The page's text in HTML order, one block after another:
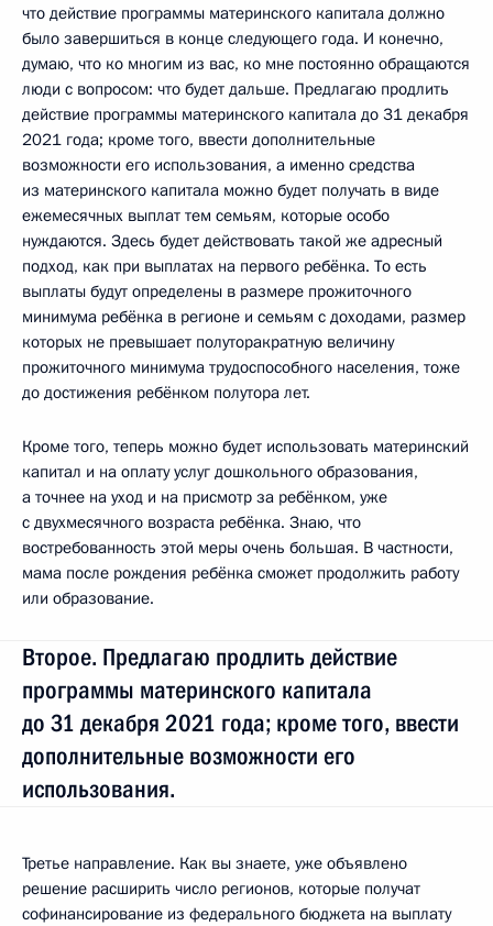
что действие программы материнского капитала должно
было завершиться в конце следующего года. И конечно,
думаю, что ко многим из вас, ко мне постоянно обращаются
люди с вопросом: что будет дальше. Предлагаю продлить
действие программы материнского капитала до 31 декабря
2021 года; кроме того, ввести дополнительные
возможности его использования, а именно средства
из материнского капитала можно будет получать в виде
ежемесячных выплат тем семьям, которые особо
нуждаются. Здесь будет действовать такой же адресный
подход, как при выплатах на первого ребёнка. То есть
выплаты будут определены в размере прожиточного
минимума ребёнка в регионе и семьям с доходами, размер
которых не превышает полуторакратную величину
прожиточного минимума трудоспособного населения, тоже
до достижения ребёнком полутора лет.
Кроме того, теперь можно будет использовать материнский
капитал и на оплату услуг дошкольного образования,
а точнее на уход и на присмотр за ребёнком, уже
с двухмесячного возраста ребёнка. Знаю, что
востребованность этой меры очень большая. В частности,
мама после рождения ребёнка сможет продолжить работу
или образование.
Второе. Предлагаю продлить действие
программы материнского капитала
до 31 декабря 2021 года; кроме того, ввести
дополнительные возможности его
использования.
Третье направление. Как вы знаете, уже объявлено
решение расширить число регионов, которые получат
софинансирование из федерального бюджета на выплату